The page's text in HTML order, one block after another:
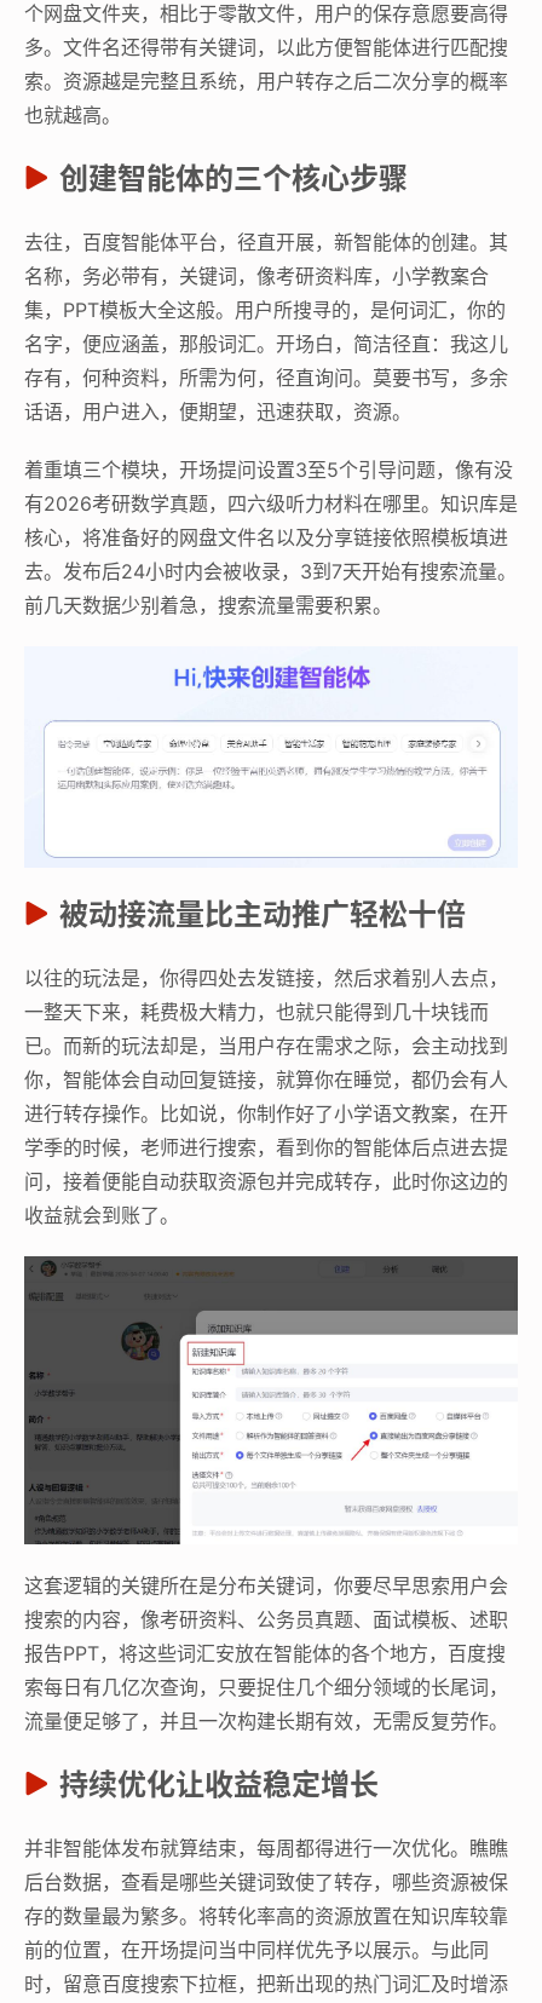
个网盘文件夹，相比于零散文件，用户的保存意愿要高得
多。文件名还得带有关键词，以此方便智能体进行匹配搜
索。资源越是完整且系统，用户转存之后二次分享的概率
也就越高。
创建智能体的三个核心步骤
去往，百度智能体平台，径直开展，新智能体的创建。其
名称，务必带有，关键词，像考研资料库，小学教案合
集，PPT模板大全这般。用户所搜寻的，是何词汇，你的
名字，便应涵盖，那般词汇。开场白，简洁径直：我这儿
存有，何种资料，所需为何，径直询问。莫要书写，多余
话语，用户进入，便期望，迅速获取，资源。
着重填三个模块，开场提问设置3至5个引导问题，像有没
有2026考研数学真题，四六级听力材料在哪里。知识库是
核心，将准备好的网盘文件名以及分享链接依照模板填进
去。发布后24小时内会被收录，3到7天开始有搜索流量。
前几天数据少别着急，搜索流量需要积累。
被动接流量比主动推广轻松十倍
以往的玩法是，你得四处去发链接，然后求着别人去点，
一整天下来，耗费极大精力，也就只能得到几十块钱而
已。而新的玩法却是，当用户存在需求之际，会主动找到
你，智能体会自动回复链接，就算你在睡觉，都仍会有人
进行转存操作。比如说，你制作好了小学语文教案，在开
学季的时候，老师进行搜索，看到你的智能体后点进去提
问，接着便能自动获取资源包并完成转存，此时你这边的
收益就会到账了。
这套逻辑的关键所在是分布关键词，你要尽早思索用户会
搜索的内容，像考研资料、公务员真题、面试模板、述职
报告PPT，将这些词汇安放在智能体的各个地方，百度搜
索每日有几亿次查询，只要捉住几个细分领域的长尾词，
流量便足够了，并且一次构建长期有效，无需反复劳作。
持续优化让收益稳定增长
并非智能体发布就算结束，每周都得进行一次优化。瞧瞧
后台数据，查看是哪些关键词致使了转存，哪些资源被保
存的数量最为繁多。将转化率高的资源放置在知识库较靠
前的位置，在开场提问当中同样优先予以展示。与此同
时，留意百度搜索下拉框，把新出现的热门词汇及时增添